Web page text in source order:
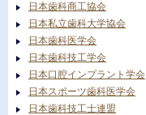
日本歯科商工協会
日本私立歯科大学協会
日本歯科医学会
日本歯科技工学会
日本口腔インプラント学会
日本スポーツ歯科医学会
日本歯科技工士連盟